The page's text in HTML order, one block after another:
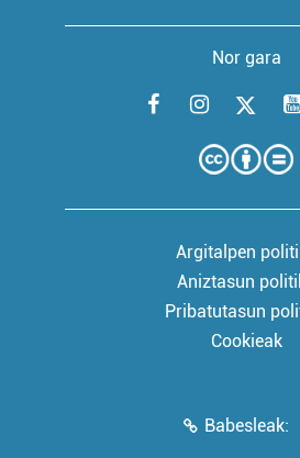
Nor gara
Argitalpen
Aniztasun
Pribatutasun
Cookieak
Babesleak: